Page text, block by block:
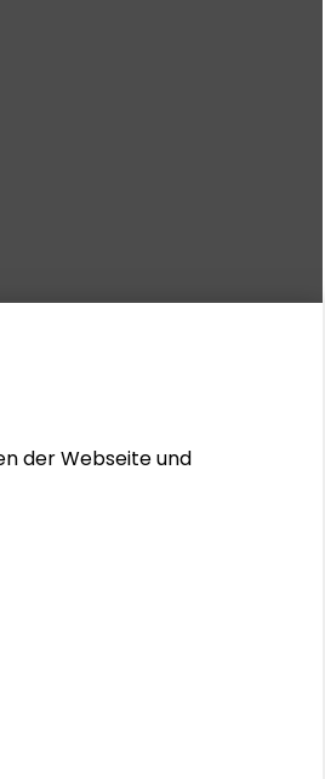
der Webseite und